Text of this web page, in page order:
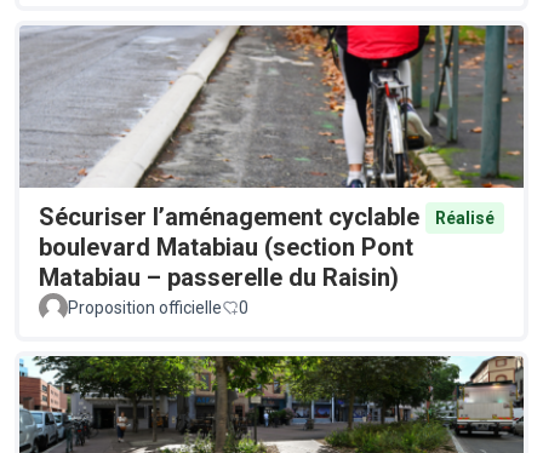
Sécuriser l’aménagement cyclable
boulevard Matabiau (section Pont
Matabiau – passerelle du Raisin)
Réalisé
Proposition officielle 0